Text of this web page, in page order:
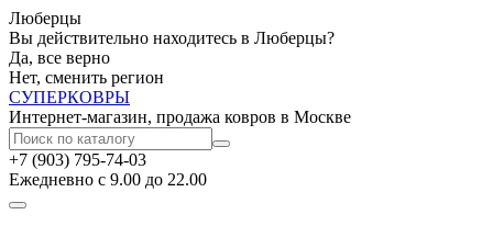
Люберцы
Вы действительно находитесь в Люберцы?
Да, все верно
Нет, сменить регион
СУПЕРКОВРЫ
Интернет-магазин, продажа ковров в Москве
+7 (903) 795-74-03
Ежедневно с 9.00 до 22.00